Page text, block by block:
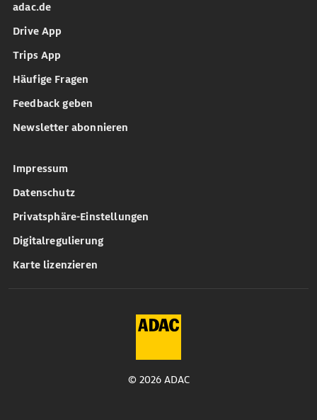
adac.de
Drive App
Trips App
Häufige Fragen
Feedback geben
Newsletter abonnieren
Impressum
Datenschutz
Privatsphäre-Einstellungen
Digitalregulierung
Karte lizenzieren
© 2026 ADAC